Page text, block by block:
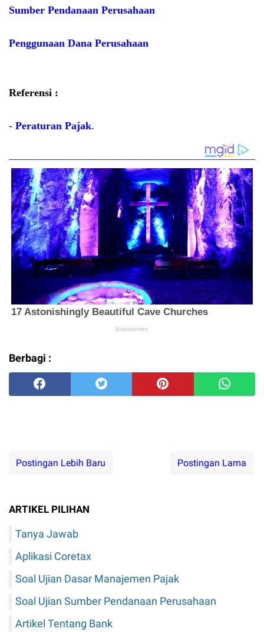
Sumber Pendanaan Perusahaan
Penggunaan Dana Perusahaan
Referensi :
- Peraturan Pajak.
Berbagi :
Postingan Lebih Baru Postingan Lama
ARTIKEL PILIHAN
Tanya Jawab
Aplikasi Coretax
Soal Ujian Dasar Manajemen Pajak
Soal Ujian Sumber Pendanaan Perusahaan
Artikel Tentang Bank